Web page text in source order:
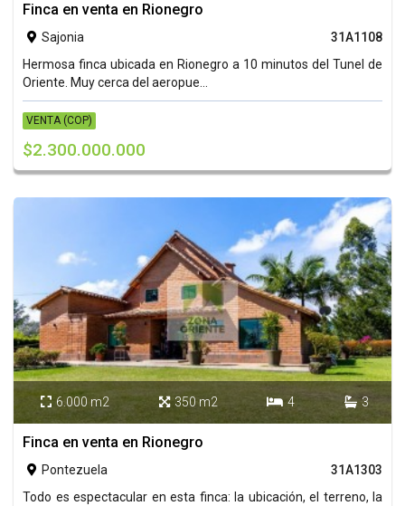
Finca en venta en Rionegro
 Sajonia
31A1108
Hermosa finca ubicada en Rionegro a 10 minutos del Tunel de
Oriente. Muy cerca del aeropue...
VENTA (COP)
$2.300.000.000
 6.000 m2  350 m2  4  3
Finca en venta en Rionegro
 Pontezuela
31A1303
Todo es espectacular en esta finca: la ubicación, el terreno, la